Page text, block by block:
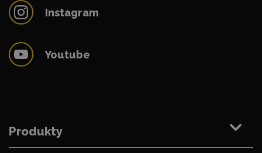
Instagram
Youtube
Produkty